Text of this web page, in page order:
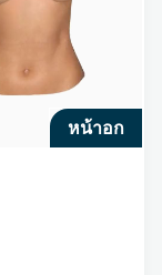
หน้าอก